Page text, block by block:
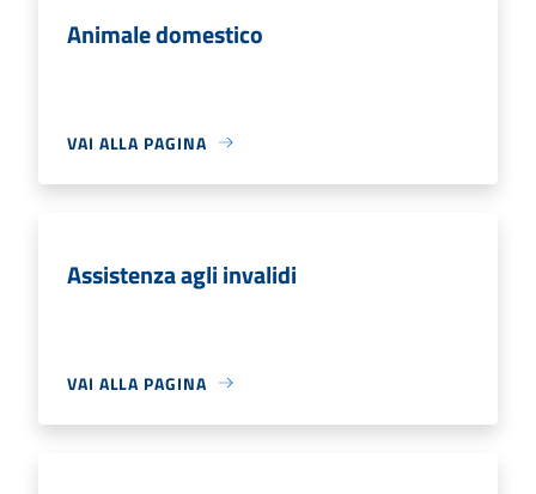
Animale domestico
VAI ALLA PAGINA
Assistenza agli invalidi
VAI ALLA PAGINA